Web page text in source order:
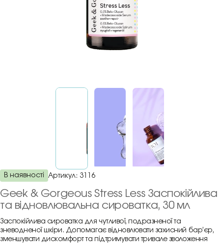
В наявності Артикул: 3116
Geek & Gorgeous Stress Less Заспокійлива
та відновлювальна сироватка, 30 мл
Заспокійлива сироватка для чутливої, подразненої та
зневодненої шкіри. Допомагає відновлювати захисний бар’єр,
зменшувати дискомфорт та підтримувати тривале зволоження